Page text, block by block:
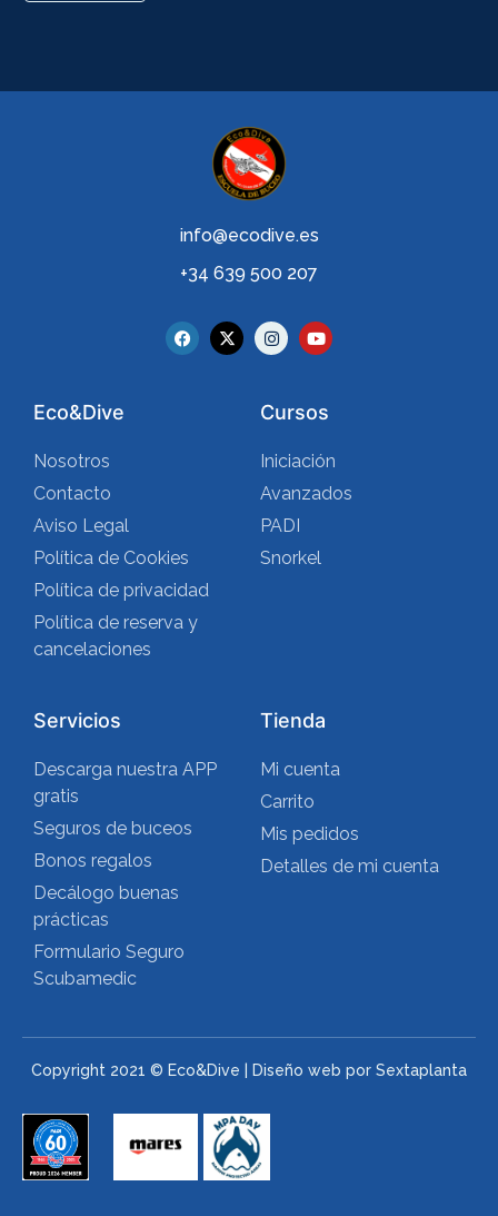
info@ecodive.es
+34 639 500 207
Eco&Dive
Nosotros
Contacto
Aviso Legal
Política de Cookies
Política de privacidad
Política de reserva y
cancelaciones
Cursos
Iniciación
Avanzados
PADI
Snorkel
Servicios
Descarga nuestra APP
gratis
Seguros de buceos
Bonos regalos
Decálogo buenas
prácticas
Formulario Seguro
Scubamedic
Tienda
Mi cuenta
Carrito
Mis pedidos
Detalles de mi cuenta
Copyright 2021 © Eco&Dive | Diseño web por Sextaplanta